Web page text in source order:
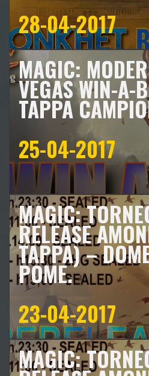
28-04-2017
MAGIC:
VEGAS WIN-A-
TAPPA
25-04-2017
MAGIC:
RELEASE
TAPPA) –
POME.
23-04-2017
MAGIC: